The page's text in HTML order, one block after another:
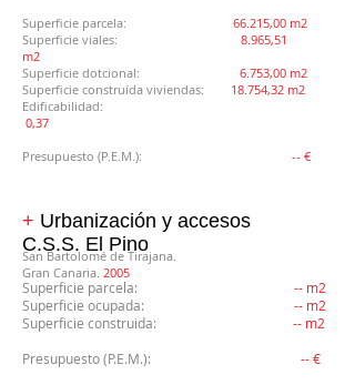
Superficie parcela: 66.215,00 m2
Superficie viales: 8.965,51
m2
Superficie dotcional: 6.753,00 m2
Superficie construída viviendas: 18.754,32 m2
Edificabilidad:
0,37
Presupuesto (P.E.M.):
-- €
San Bartolomé de Tirajana.
Gran Canaria. 2005
+ Urbanización y accesos
C.S.S. El Pino
Superficie parcela: -- m2
Superficie ocupada: -- m2
Superficie construida: -- m2
Presupuesto (P.E.M.): -- €